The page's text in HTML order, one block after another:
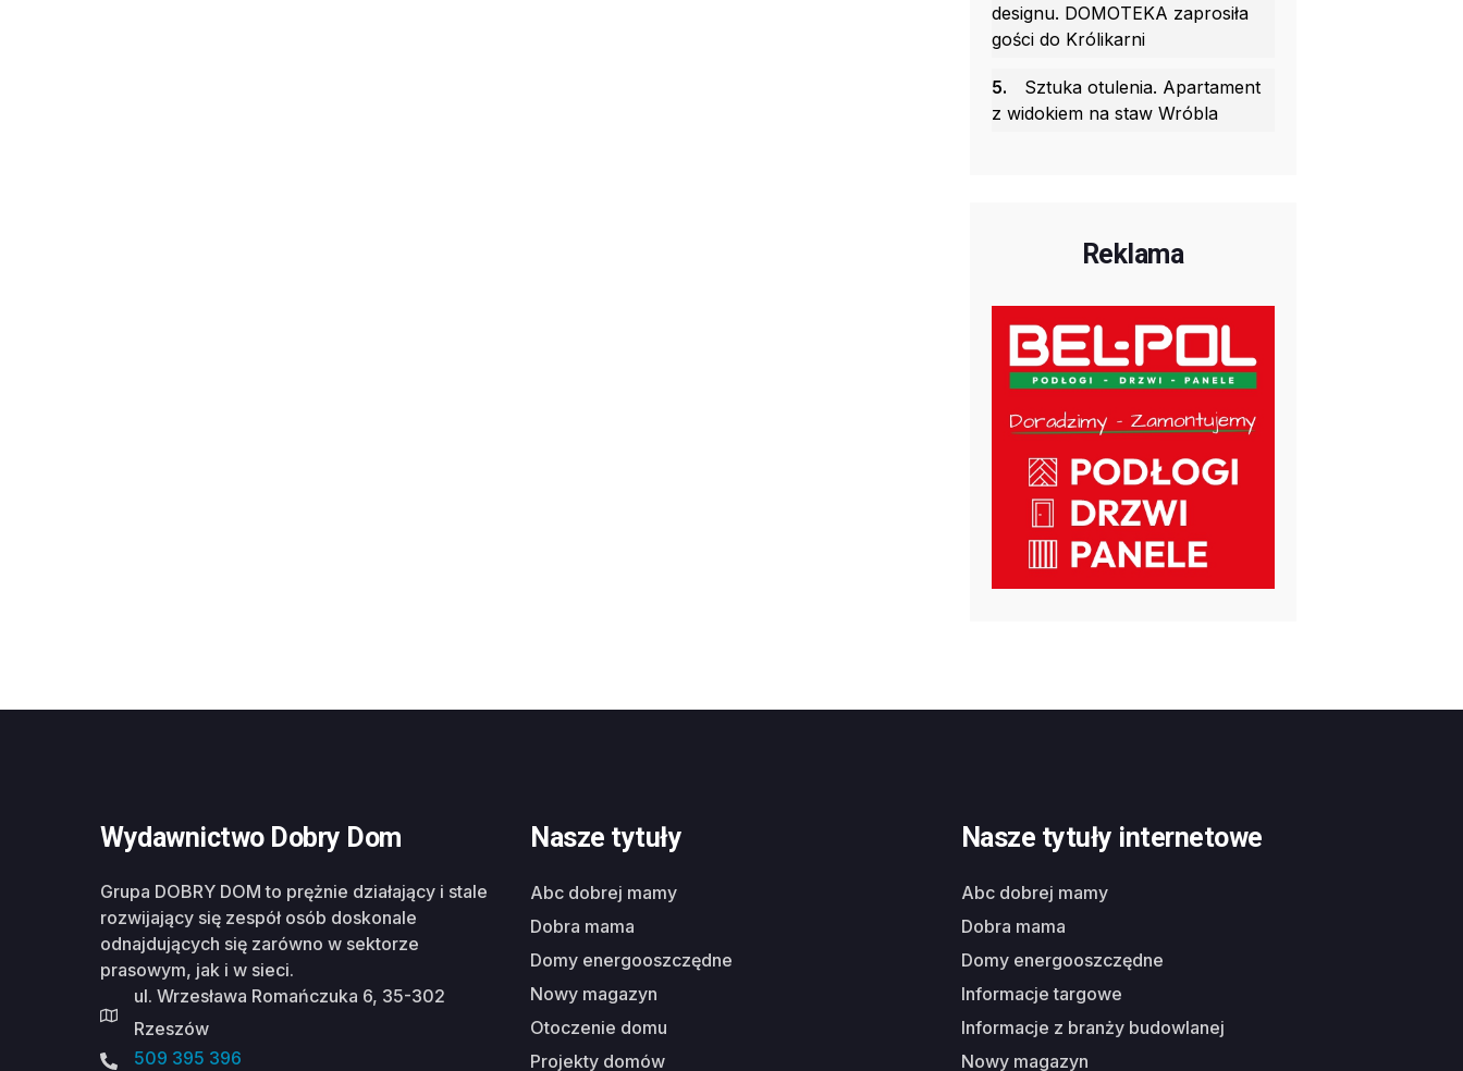
designu. DOMOTEKA zaprosiła
gości do Królikarni
5.
Sztuka otulenia. Apartament
z widokiem na staw Wróbla
Reklama
Wydawnictwo Dobry Dom
Grupa DOBRY DOM to prężnie działający i stale
rozwijający się zespół osób doskonale
odnajdujących się zarówno w sektorze
prasowym, jak i w sieci.
ul. Wrzesława Romańczuka 6, 35-302
Rzeszów
509 395 396
Nasze tytuły
abc dobrej mamy
dobra mama
domy energooszczędne
nowy magazyn
otoczenie domu
projekty domów
Nasze tytuły internetowe
abc dobrej mamy
dobra mama
domy energooszczędne
informacje targowe
informacje z branży budowlanej
nowy magazyn